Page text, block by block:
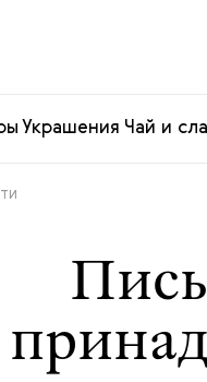
Украшения Чай и